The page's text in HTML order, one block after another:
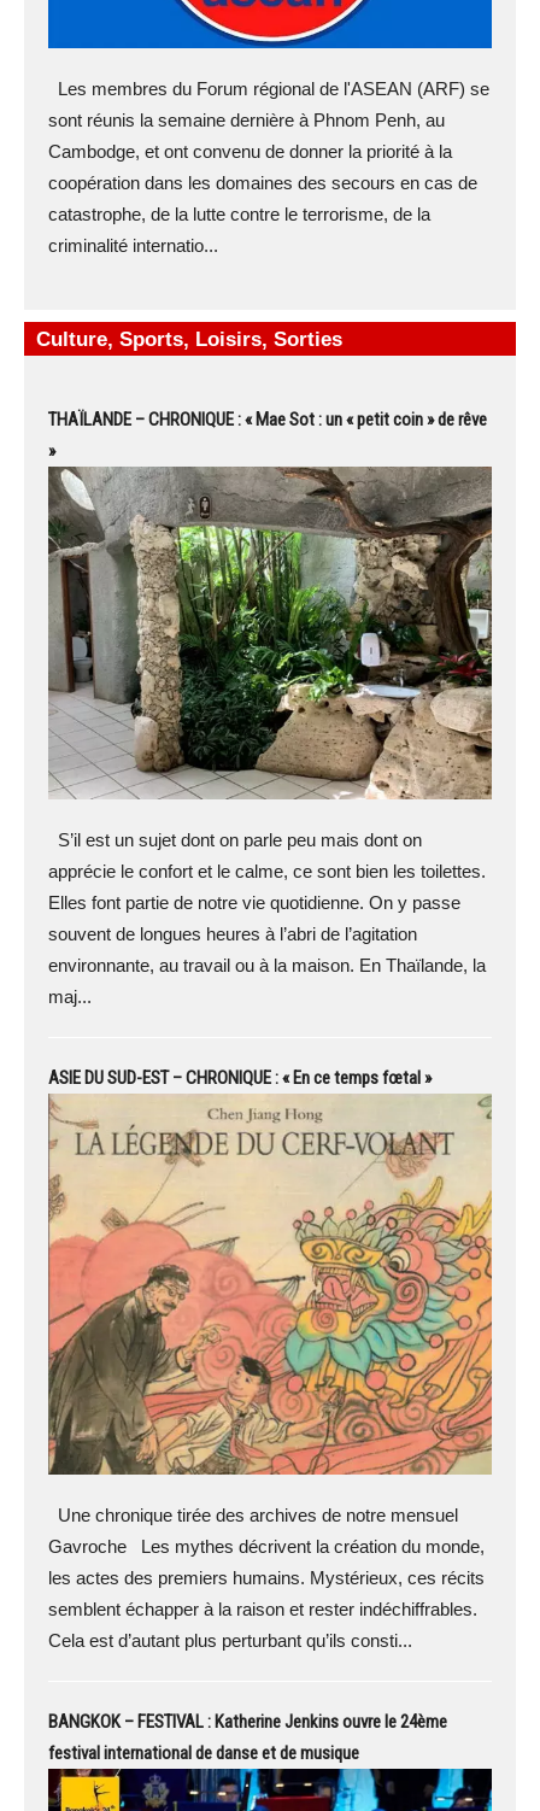
Les membres du Forum régional de l'ASEAN (ARF) se
sont réunis la semaine dernière à Phnom Penh, au
Cambodge, et ont convenu de donner la priorité à la
coopération dans les domaines des secours en cas de
catastrophe, de la lutte contre le terrorisme, de la
criminalité internatio...
Culture, Sports, Loisirs, Sorties
THAÏLANDE – CHRONIQUE : « Mae Sot : un « petit coin » de rêve
»
S’il est un sujet dont on parle peu mais dont on
apprécie le confort et le calme, ce sont bien les toilettes.
Elles font partie de notre vie quotidienne. On y passe
souvent de longues heures à l’abri de l’agitation
environnante, au travail ou à la maison. En Thaïlande, la
maj...
ASIE DU SUD-EST – CHRONIQUE : « En ce temps fœtal »
Une chronique tirée des archives de notre mensuel
Gavroche Les mythes décrivent la création du monde,
les actes des premiers humains. Mystérieux, ces récits
semblent échapper à la raison et rester indéchiffrables.
Cela est d’autant plus perturbant qu’ils consti...
BANGKOK – FESTIVAL : Katherine Jenkins ouvre le 24ème
festival international de danse et de musique